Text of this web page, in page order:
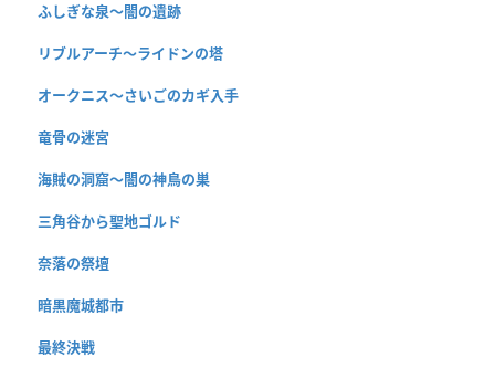
ふしぎな泉〜闇の遺跡
リブルアーチ〜ライドンの塔
オークニス〜さいごのカギ入手
竜骨の迷宮
海賊の洞窟〜闇の神鳥の巣
三角谷から聖地ゴルド
奈落の祭壇
暗黒魔城都市
最終決戦